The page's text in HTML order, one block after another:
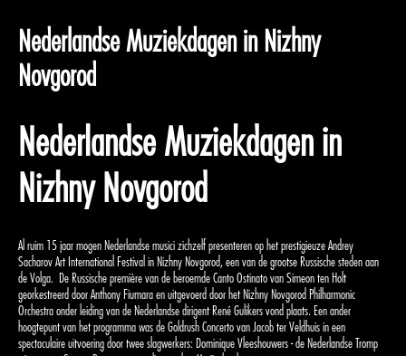
Nederlandse Muziekdagen in Nizhny
Novgorod
Nederlandse Muziekdagen in
Nizhny Novgorod
Al ruim 15 jaar mogen Nederlandse musici zichzelf presenteren op het prestigieuze Andrey
Sacharov Art International Festival in Nizhny Novgorod, een van de grootse Russische steden aan
de Volga. De Russische première van de beroemde Canto Ostinato van Simeon ten Holt
georkestreerd door Anthony Fiumara en uitgevoerd door het Nizhny Novgorod Philharmonic
Orchestra onder leiding van de Nederlandse dirigent René Gulikers vond plaats. Een ander
hoogtepunt van het programma was de Goldrush Concerto van Jacob ter Veldhuis in een
spectaculaire uitvoering door twee slagwerkers: Dominique Vleeshouwers - de Nederlandse Tromp